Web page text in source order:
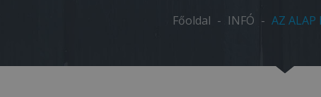
Főoldal - INFÓ - AZ ALAP